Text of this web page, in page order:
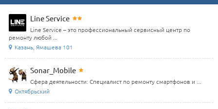
Line Service
Line Service – это профессиональный сервисный центр по
ремонту любой ...
Казань, Ямашева 101
Sonar_Mobile
Сфера деятельности: Специалист по ремонту смартфонов и ...
Октябрьский